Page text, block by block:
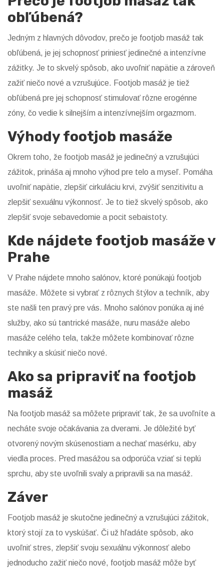
obľúbená?
Jedným z hlavných dôvodov, prečo je footjob masáž tak
obľúbená, je jej schopnosť priniesť jedinečné a intenzívne
zážitky. Je to skvelý spôsob, ako uvoľniť napätie a zároveň
zažiť niečo nové a vzrušujúce. Footjob masáž je tiež
obľúbená pre jej schopnosť stimulovať rôzne erogénne
zóny, čo vedie k silnejším a intenzívnejším orgazmom.
Výhody footjob masáže
Okrem toho, že footjob masáž je jedinečný a vzrušujúci
zážitok, prináša aj mnoho výhod pre telo a myseľ. Pomáha
uvoľniť napätie, zlepšiť cirkuláciu krvi, zvýšiť senzitivitu a
zlepšiť sexuálnu výkonnosť. Je to tiež skvelý spôsob, ako
zlepšiť svoje sebavedomie a pocit sebaistoty.
Kde nájdete footjob masáže v
Prahe
V Prahe nájdete mnoho salónov, ktoré ponúkajú footjob
masáže. Môžete si vybrať z rôznych štýlov a techník, aby
ste našli ten pravý pre vás. Mnoho salónov ponúka aj iné
služby, ako sú tantrické masáže, nuru masáže alebo
masáže celého tela, takže môžete kombinovať rôzne
techniky a skúsiť niečo nové.
Ako sa pripraviť na footjob
masáž
Na footjob masáž sa môžete pripraviť tak, že sa uvoľníte a
necháte svoje očakávania za dverami. Je dôležité byť
otvorený novým skúsenostiam a nechať masérku, aby
viedla proces. Pred masážou sa odporúča vziať si teplú
sprchu, aby ste uvoľnili svaly a pripravili sa na masáž.
Záver
Footjob masáž je skutočne jedinečný a vzrušujúci zážitok,
ktorý stojí za to vyskúšať. Či už hľadáte spôsob, ako
uvoľniť stres, zlepšiť svoju sexuálnu výkonnosť alebo
jednoducho zažiť niečo nové, footjob masáž môže byť